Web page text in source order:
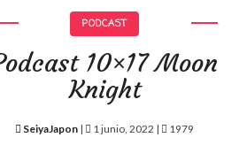
PODCAST
10×17 Moon
Knight
SeiyaJapon | 1 junio, 2022 | 1979